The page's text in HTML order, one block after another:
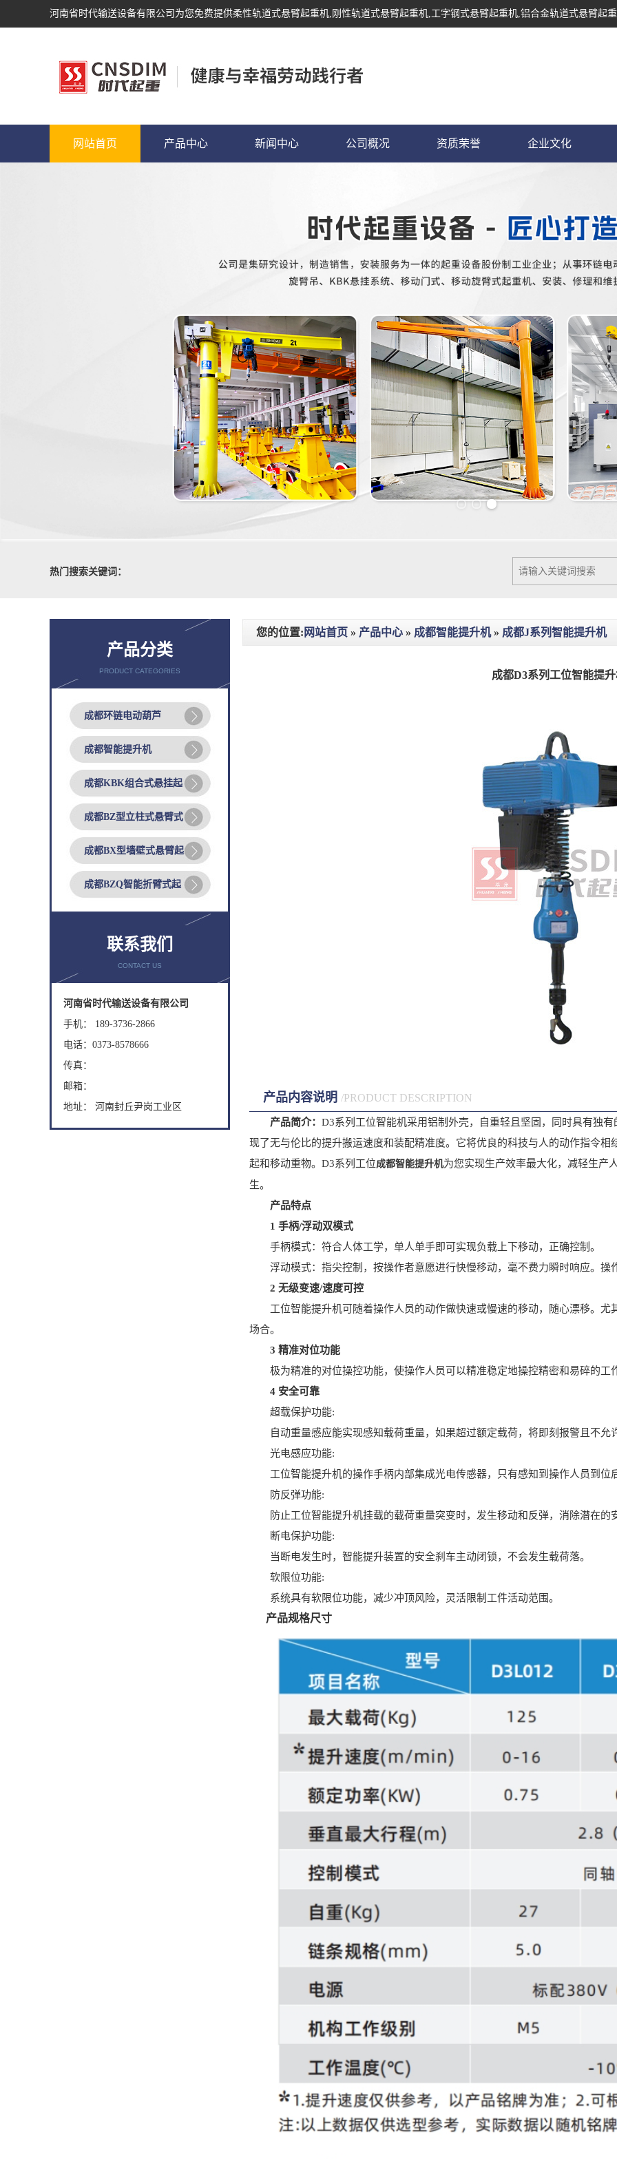
河南省时代输送设备有限公司为您免费提供柔性轨道式悬臂起重机,刚性轨道式悬臂起重机,工字钢式悬臂起重机,铝合金轨道式悬臂起
网站首页 产品中心 新闻中心 公司概况 资质荣誉 企业文化
热门搜索关键词：
产品分类
PRODUCT CATEGORIES
成都环链电动葫芦
成都智能提升机
成都KBK组合式悬挂起
成都BZ型立柱式悬臂式
成都BX型墙壁式悬臂起
成都BZQ智能折臂式起
联系我们
CONTACT US
河南省时代输送设备有限公司
手机： 189-3736-2866
电话：0373-8578666
传真：
邮箱：
地址： 河南封丘尹岗工业区
您的位置: 网站首页 » 产品中心 » 成都智能提升机» 成都J系列智能提升机
成都D3系列工位智能提
产品内容说明 /PRODUCT DESCRIPTION
产品简介： D3系列工位智能机采用铝制外壳，自重轻且坚固，同时具有独
现了无与伦比的提升搬运速度和装配精准度。它将优良的科技与人的动作指令
起和移动重物。D3系列工位成都智能提升机为您实现生产效率最大化，减轻生产
生。
产品特点
1 手柄/浮动双模式
手柄模式：符合人体工学，单人单手即可实现负载上下移动，正确控制。
浮动模式：指尖控制，按操作者意愿进行快慢移动，毫不费力瞬时响应。操
2 无级变速/速度可控
工位智能提升机可随着操作人员的动作做快速或慢速的移动，随心漂移。尤
场合。
3 精准对位功能
极为精准的对位操控功能，使操作人员可以精准稳定地操控精密和易碎的工
4 安全可靠
超载保护功能:
自动重量感应能实现感知载荷重量，如果超过额定载荷，将即刻报警且不允
光电感应功能:
工位智能提升机的操作手柄内部集成光电传感器，只有感知到操作人员到位
防反弹功能:
防止工位智能提升机挂载的载荷重量突变时，发生移动和反弹，消除潜在的
断电保护功能:
当断电发生时，智能提升装置的安全刹车主动闭锁，不会发生载荷落。
软限位功能:
系统具有软限位功能，减少冲顶风险，灵活限制工件活动范围。
产品规格尺寸